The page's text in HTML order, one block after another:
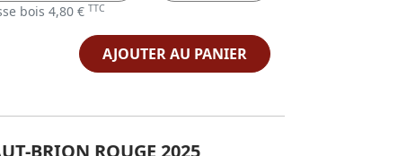
bois 4,80 € TTC
AJOUTER AU PANIER
BRION ROUGE 2025